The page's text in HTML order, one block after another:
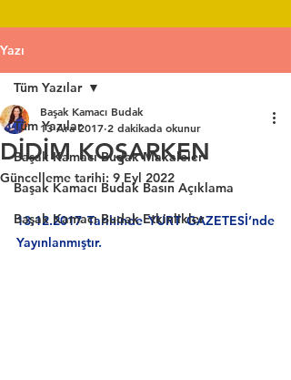
Yazı
Tüm Yazılar
Başak Kamacı Budak Makaleler
Başak Kamacı Budak Basın Açıklama
Başak Kamacı Budak Etkinlikler
Tüm Yazılar
DİDİM KOŞARKEN
Başak Kamacı Budak
13 Ara 2017 2 dakikada okunur
Güncelleme tarihi: 9 Eyl 2022
13.12.2017 Tarihinde YURT GAZETESİ’nde
Yayınlanmıştır.